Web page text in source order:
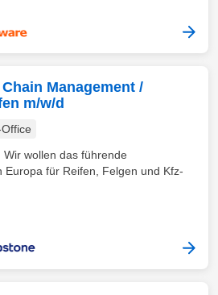
Management /
m/w/d
wollen das führende
Europa für Reifen, Felgen und Kfz-